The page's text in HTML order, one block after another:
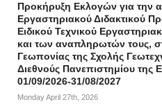
Προκήρυξη Εκλογών για την
Εργαστηριακού Διδακτικού
Ειδικού Τεχνικού
και των αναπληρωτών τους,
Γεωπονίας της Σχολής
Διεθνούς Πανεπιστημίου της
01/09/2026-31/08/2027
Monday April 27th, 2026